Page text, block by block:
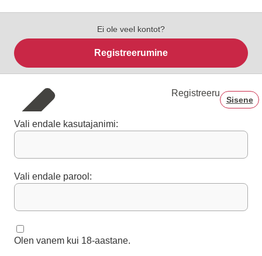
Ei ole veel kontot?
Registreerumine
Registreeru
Sisene
Vali endale kasutajanimi:
Vali endale parool:
Olen vanem kui 18-aastane.